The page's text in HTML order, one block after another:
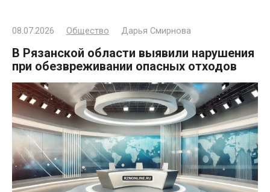
08.07.2026 Общество Дарья Смирнова
В Рязанской области выявили нарушения
при обезвреживании опасных отходов